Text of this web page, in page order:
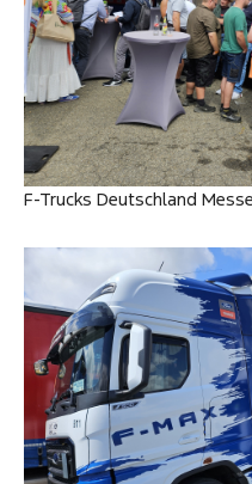
F-Trucks Deutschland